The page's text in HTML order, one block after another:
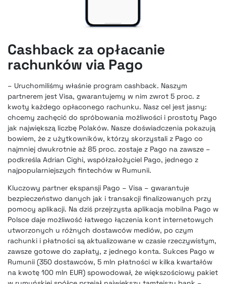
Cashback za opłacanie
rachunków via Pago
– Uruchomiliśmy właśnie program cashback. Naszym
partnerem jest Visa, gwarantujemy w nim zwrot 5 proc. z
kwoty każdego opłaconego rachunku. Nasz cel jest jasny:
chcemy zachęcić do spróbowania możliwości i prostoty Pago
jak największą liczbę Polaków. Nasze doświadczenia pokazują
bowiem, że z użytkowników, którzy skorzystali z Pago co
najmniej dwukrotnie aż 85 proc. zostaje z Pago na zawsze –
podkreśla Adrian Cighi, współzałożyciel Pago, jednego z
najpopularniejszych fintechów w Rumunii.
Kluczowy partner ekspansji Pago – Visa – gwarantuje
bezpieczeństwo danych jak i transakcji finalizowanych przy
pomocy aplikacji. Na dziś przejrzysta aplikacja mobilna Pago w
Polsce daje możliwość łatwego łączenia kont internetowych
utworzonych u różnych dostawców mediów, po czym
rachunki i płatności są aktualizowane w czasie rzeczywistym,
zawsze gotowe do zapłaty, z jednego konta. Sukces Pago w
Rumunii (350 dostawców, 5 mln płatności w kilka kwartałów
na kwotę 100 mln EUR) spowodował, że większościowy pakiet